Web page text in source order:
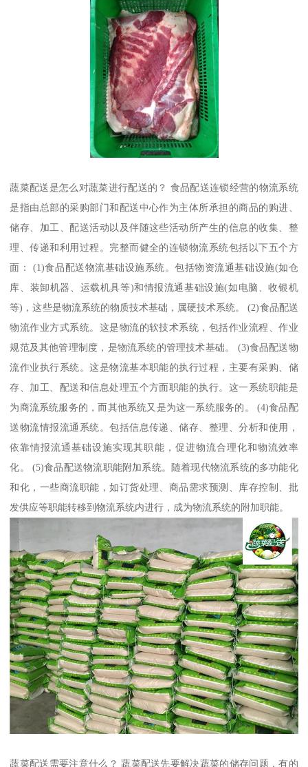
蔬菜配送是怎么对蔬菜进行配送的？ 食品配送连锁经营的物流系统
是指由总部的采购部门和配送中心作为主体所承担的商品的购进、
储存、加工、配送活动以及伴随这些活动所产生的信息的收集、整
理、传递和利用过程。完整而健全的连锁物流系统包括以下五个方
面： (1)食品配送物流基础设施系统。包括物资流通基础设施(如仓
库、装卸机器、运载机具等)和情报流通基础设施(如电脑、收银机
等)，这些是物流系统的物质技术基础，属硬技术系统。 (2)食品配送
物流作业方式系统。这是物流的软技术系统，包括作业流程、作业
规范及其他管理制度，是物流系统的管理技术基础。 (3)食品配送物
流作业执行系统。这是物流基本职能的执行过程，主要有采购、储
存、加工、配送和信息处理五个方面职能的执行。这一系统职能是
为商流系统服务的，而其他系统又是为这一系统服务的。 (4)食品配
送物流情报流通系统。包括信息传递、储存、整理、分析和使用，
依靠情报流通基础设施实现其职能，促进物流合理化和物流效率
化。 (5)食品配送物流职能附加系统。随着现代物流系统的多功能化
和化，一些商流职能，如订货处理、商品需求预测、库存控制、批
发供应等职能转移到物流系统内进行，成为物流系统的附加职能。
蔬菜配送需要注意什么？ 蔬菜配送先要解决蔬菜的储存问题，有的